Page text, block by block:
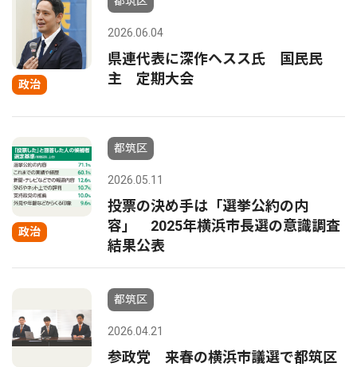
政治
2026.06.04
県連代表に深作ヘスス氏 国民民
主 定期大会
政治
都筑区
2026.05.11
投票の決め手は「選挙公約の内
容」 2025年横浜市長選の意識調査
結果公表
都筑区
2026.04.21
参政党 来春の横浜市議選で都筑区